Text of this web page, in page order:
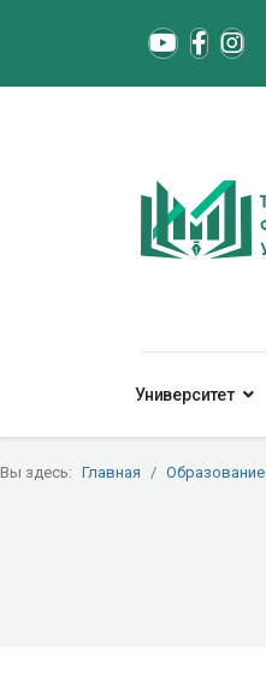
Университет
Вы здесь: Главная Образование